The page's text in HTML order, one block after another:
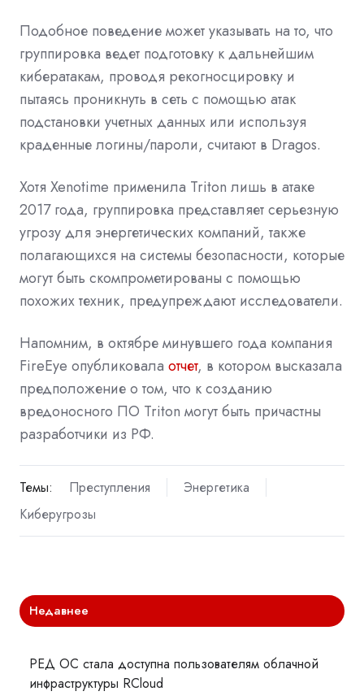
Подобное поведение может указывать на то, что
группировка ведет подготовку к дальнейшим
кибератакам, проводя рекогносцировку и
пытаясь проникнуть в сеть с помощью атак
подстановки учетных данных или используя
краденные логины/пароли, считают в Dragos.
Хотя Xenotime применила Triton лишь в атаке
2017 года, группировка представляет серьезную
угрозу для энергетических компаний, также
полагающихся на системы безопасности, которые
могут быть скомпрометированы с помощью
похожих техник, предупреждают исследователи.
Напомним, в октябре минувшего года компания
FireEye опубликовала отчет, в котором высказала
предположение о том, что к созданию
вредоносного ПО Triton могут быть причастны
разработчики из РФ.
Темы: Преступления
Энергетика
Киберугрозы
Недавнее
РЕД ОС стала доступна пользователям облачной
инфраструктуры RCloud